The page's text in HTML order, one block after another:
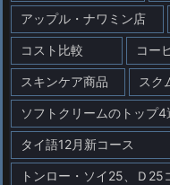
アップル・ナワミン店
コスト比較 コー
スキンケア商品 スク
ソフトクリームのトップ4
タイ語12月新コース
トンロー・ソイ25、Ｄ25